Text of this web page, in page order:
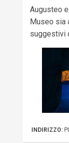
Augusteo
Museo sia
suggestivi
INDIRIZZO: